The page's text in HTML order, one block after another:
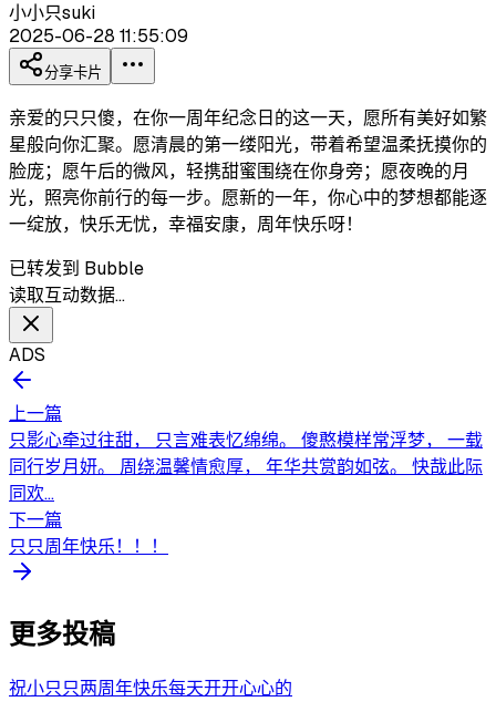
小小只suki
2025-06-28 11:55:09
分享卡片
亲爱的只只傻，在你一周年纪念日的这一天，愿所有美好如繁
星般向你汇聚。愿清晨的第一缕阳光，带着希望温柔抚摸你的
脸庞；愿午后的微风，轻携甜蜜围绕在你身旁；愿夜晚的月
光，照亮你前行的每一步。愿新的一年，你心中的梦想都能逐
一绽放，快乐无忧，幸福安康，周年快乐呀！
已转发到 Bubble
读取互动数据…
ADS
上一篇
只影心牵过往甜， 只言难表忆绵绵。 傻憨模样常浮梦， 一载
同行岁月妍。 周绕温馨情愈厚， 年华共赏韵如弦。 快哉此际
同欢...
下一篇
只只周年快乐！！！
更多投稿
祝小只只两周年快乐每天开开心心的